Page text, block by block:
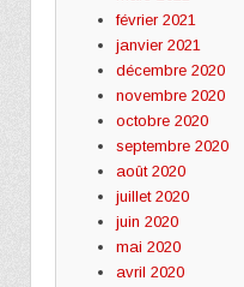
février 2021
janvier 2021
décembre 2020
novembre 2020
octobre 2020
septembre 2020
août 2020
juillet 2020
juin 2020
mai 2020
avril 2020